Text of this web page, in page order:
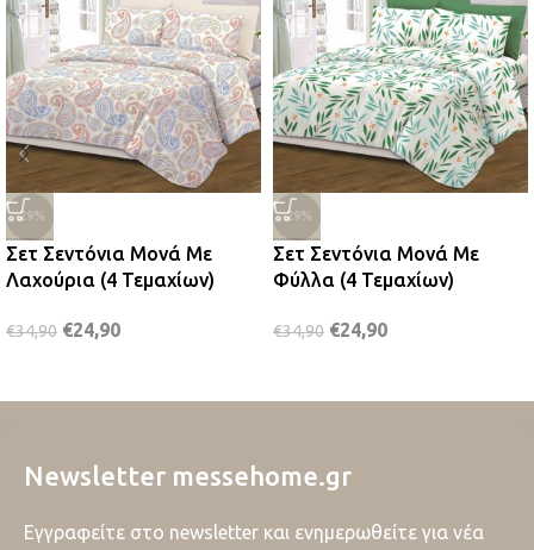
-29%
Σετ Σεντόνια Μονά Με
Λαχούρια (4 Τεμαχίων)
€34,90 €24,90
-29%
Σετ Σεντόνια Μονά Με
Φύλλα (4 Τεμαχίων)
€34,90 €24,90
Newsletter messehome.gr
Εγγραφείτε στο newsletter και ενημερωθείτε για νέα